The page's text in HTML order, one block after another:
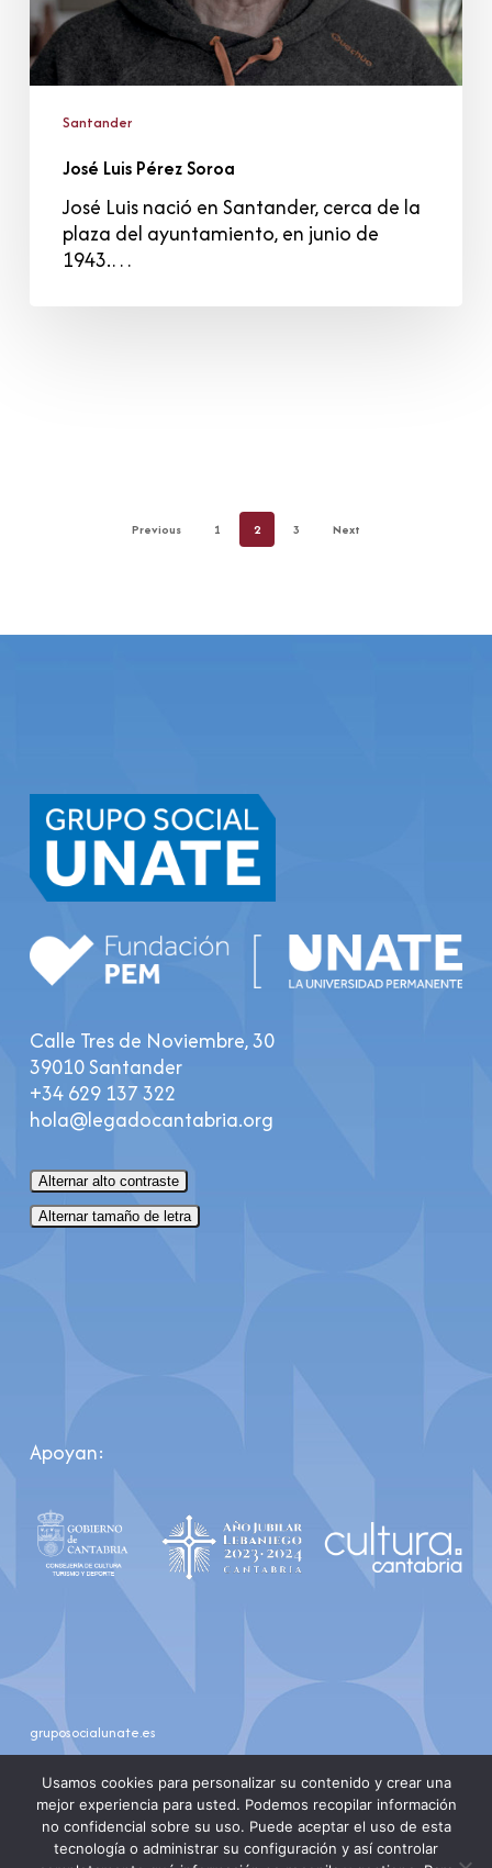
Santander
José Luis Pérez Soroa
José Luis nació en Santander, cerca de la
plaza del ayuntamiento, en junio de
1943.…
Previous 1 2 3 Next
Calle Tres de Noviembre, 30
39010 Santander
+34 629 137 322
hola@legadocantabria.org
Alternar alto contraste
Alternar tamaño de letra
Apoyan:
gruposocialunate.es
youtubeinstagram
Usamos cookies para personalizar su contenido y crear una
mejor experiencia para usted. Podemos recopilar información
no confidencial sobre su uso. Puede aceptar el uso de esta
tecnología o administrar su configuración y así controlar